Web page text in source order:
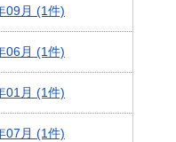
09月 (1件)
06月 (1件)
01月 (1件)
07月 (1件)